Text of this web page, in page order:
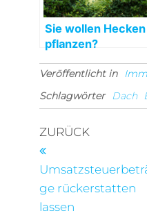
Sie wollen Hecken
pflanzen?
Veröffentlicht in
Schlagwörter
Dach
Vorheriger
Beitrag
ZURÜCK
ge rückerstatten
lassen